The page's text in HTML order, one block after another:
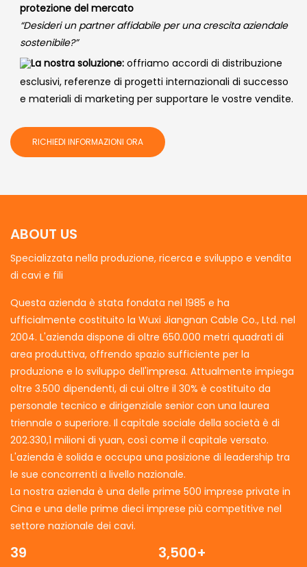
protezione del mercato
“Desideri un partner affidabile per una crescita aziendale
sostenibile?”
La nostra soluzione: offriamo accordi di distribuzione
esclusivi, referenze di progetti internazionali di successo
e materiali di marketing per supportare le vostre vendite.
RICHIEDI INFORMAZIONI ORA
ABOUT US
Specializzata nella produzione, ricerca e sviluppo e vendita
di cavi e fili
Questa azienda è stata fondata nel 1985 e ha
ufficialmente costituito la Wuxi Jiangnan Cable Co., Ltd. nel
2004. L'azienda dispone di oltre 650.000 metri quadrati di
area produttiva, offrendo spazio sufficiente per la
produzione e lo sviluppo dell'impresa. Attualmente impiega
oltre 3.500 dipendenti, di cui oltre il 30% è costituito da
personale tecnico e dirigenziale senior con una laurea
triennale o superiore. Il capitale sociale della società è di
202.330,1 milioni di yuan, così come il capitale versato.
L'azienda è solida e occupa una posizione di leadership tra
le sue concorrenti a livello nazionale.
La nostra azienda è una delle prime 500 imprese private in
Cina e una delle prime dieci imprese più competitive nel
settore nazionale dei cavi.
39 3,500+